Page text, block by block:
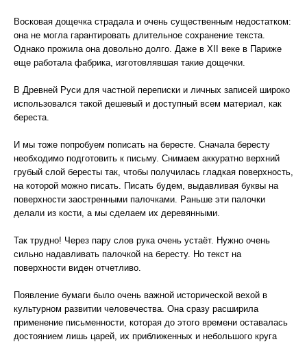
Восковая дощечка страдала и очень существенным недостатком:
она не могла гарантировать длительное сохранение текста.
Однако прожила она довольно долго. Даже в XII веке в Париже
еще работала фабрика, изготовлявшая такие дощечки.
В Древней Руси для частной переписки и личных записей широко
использовался такой дешевый и доступный всем материал, как
береста.
И мы тоже попробуем пописать на бересте. Сначала бересту
необходимо подготовить к письму. Снимаем аккуратно верхний
грубый слой бересты так, чтобы получилась гладкая поверхность,
на которой можно писать. Писать будем, выдавливая буквы на
поверхности заостренными палочками. Раньше эти палочки
делали из кости, а мы сделаем их деревянными.
Так трудно! Через пару слов рука очень устаёт. Нужно очень
сильно надавливать палочкой на бересту. Но текст на
поверхности виден отчетливо.
Появление бумаги было очень важной исторической вехой в
культурном развитии человечества. Она сразу расширила
применение письменности, которая до этого времени оставалась
достоянием лишь царей, их приближенных и небольшого круга